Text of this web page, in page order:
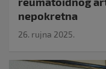
nepokretna
26. rujna 2025.